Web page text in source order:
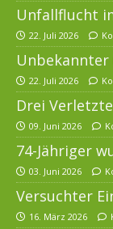
Unfallflucht
22. Juli 2026
22. Juli 2026
Drei
09. Juni 2026
74-Jähriger
03. Juni 2026
Versuchter
16. März 2026